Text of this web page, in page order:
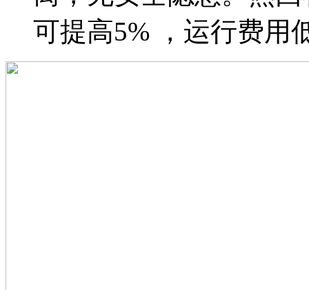
可提高5% ，运行费用